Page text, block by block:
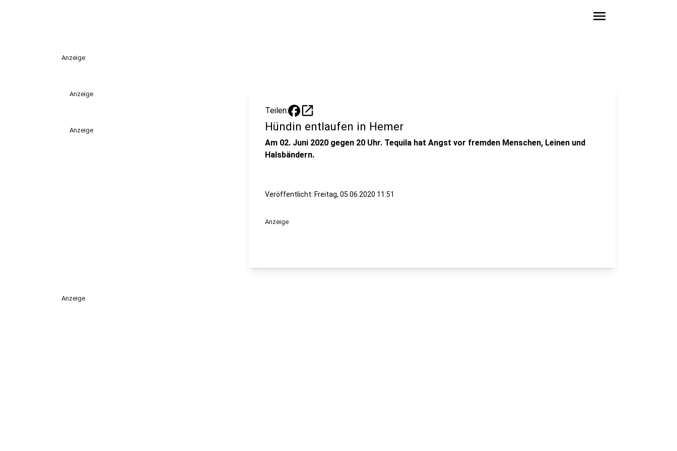
menu
Anzeige
Anzeige
Anzeige
Teilen: open_in_new
Hündin entlaufen in Hemer
Am 02. Juni 2020 gegen 20 Uhr. Tequila hat Angst vor fremden Menschen, Leinen und
Halsbändern.
Veröffentlicht: Freitag, 05.06.2020 11:51
Anzeige
Anzeige